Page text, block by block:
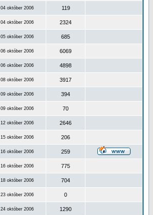
04 október 2006 119
04 október 2006 2324
05 október 2006 685
06 október 2006 6069
06 október 2006 4898
08 október 2006 3917
09 október 2006 394
09 október 2006 70
12 október 2006 2646
15 október 2006 206
16 október 2006 259
16 október 2006 775
18 október 2006 704
23 október 2006 0
24 október 2006 1290